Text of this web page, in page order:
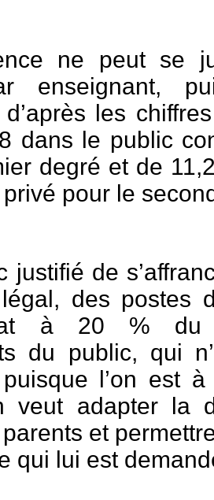
ne peut se
enseignant,
les
dans le public
degré et de
pour le
justifié de
des postes
à 20 % du
du public, qui
puisque l’on est
veut adapter la
parents et
qui lui est